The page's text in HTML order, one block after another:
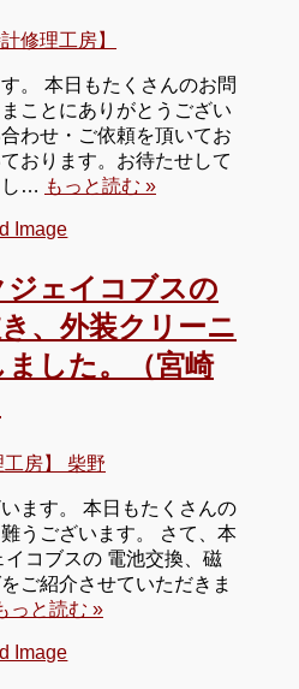
修理工房】
。 本日もたくさんのお問
ことにありがとうござい
わせ・ご依頼を頂いてお
おります。お待たせして
し… もっと読む »
ェイコブスの
、外装クリーニ
した。（宮崎
工房】 柴野
ます。 本日もたくさんの
うございます。 さて、本
コブスの 電池交換、磁
ご紹介させていただきま
っと読む »